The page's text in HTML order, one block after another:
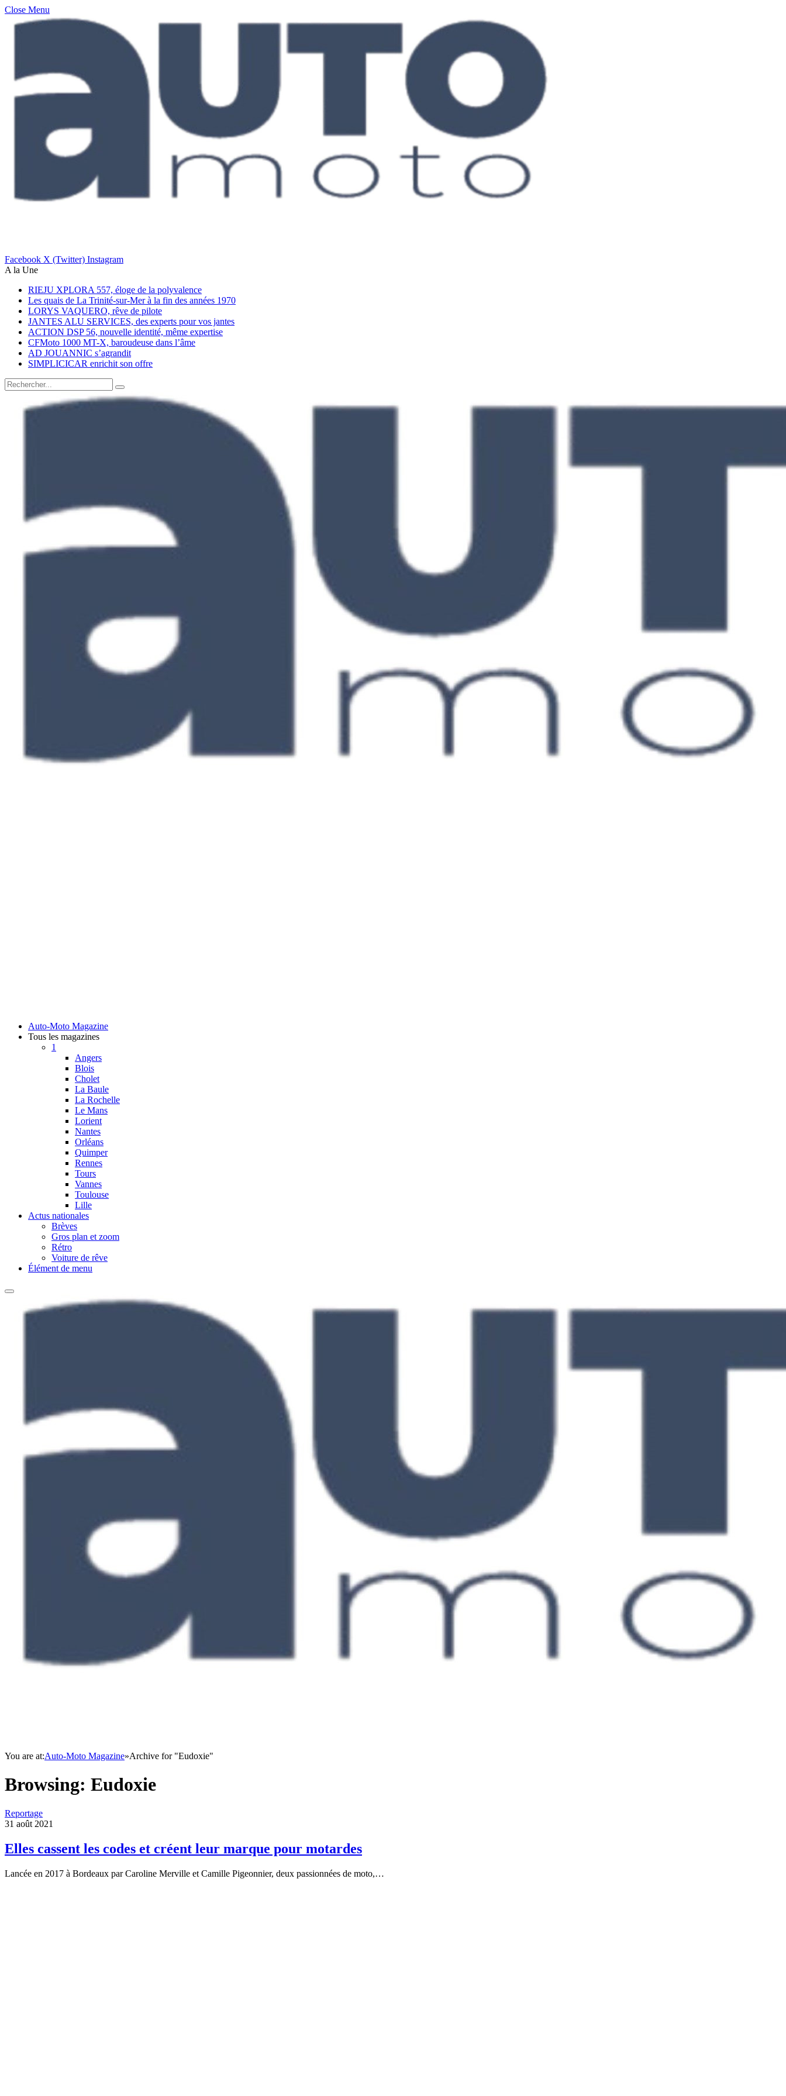
Close Menu
Facebook X (Twitter) Instagram
A la Une
RIEJU XPLORA 557, éloge de la polyvalence
Les quais de La Trinité-sur-Mer à la fin des années 1970
LORYS VAQUERO, rêve de pilote
JANTES ALU SERVICES, des experts pour vos jantes
ACTION DSP 56, nouvelle identité, même expertise
CFMoto 1000 MT-X, baroudeuse dans l’âme
AD JOUANNIC s’agrandit
SIMPLICICAR enrichit son offre
Auto-Moto Magazine
Tous les magazines
1
Angers
Blois
Cholet
La Baule
La Rochelle
Le Mans
Lorient
Nantes
Orléans
Quimper
Rennes
Tours
Vannes
Toulouse
Lille
Actus nationales
Brèves
Gros plan et zoom
Rétro
Voiture de rêve
Élément de menu
You are at:Auto-Moto Magazine»Archive for "Eudoxie"
Browsing: Eudoxie
Reportage
31 août 2021
Elles cassent les codes et créent leur marque pour motardes
Lancée en 2017 à Bordeaux par Caroline Merville et Camille Pigeonnier, deux passionnées de moto,…